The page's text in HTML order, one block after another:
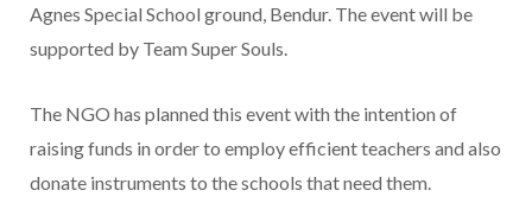
Agnes Special School ground, Bendur. The event will be
supported by Team Super Souls.
The NGO has planned this event with the intention of
raising funds in order to employ efficient teachers and also
donate instruments to the schools that need them.